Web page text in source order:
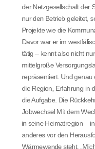
der Netzgesellschaft der
nur den Betrieb geleitet,
Projekte wie die
Davor war er im
tätig – kennt also nicht
mittelgroße
repräsentiert. Und genau
die Region, Erfahrung in
die Aufgabe. Die
Jobwechsel Mit dem
in seine Heimatregion –
anderes vor den
Wärmewende steht.